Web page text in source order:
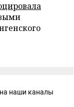
наши каналы